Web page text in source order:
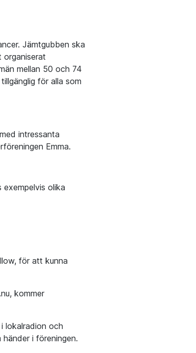
Jämtgubben ska
mellan 50 och 74
för alla som
intressanta
Emma.
olika
för att kunna
kommer
lokalradion och
i föreningen.